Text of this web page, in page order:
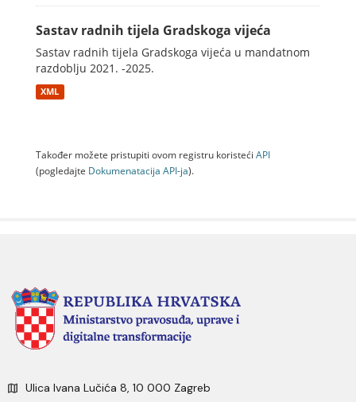
Sastav radnih tijela Gradskoga vijeća
Sastav radnih tijela Gradskoga vijeća u mandatnom
razdoblju 2021. -2025.
XML
Također možete pristupiti ovom registru koristeći API
(pogledajte Dokumenаtаcijа API-jа).